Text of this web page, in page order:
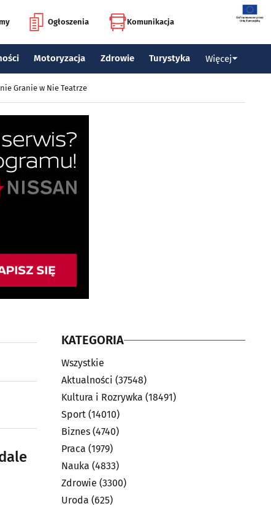
Ogłoszenia Komunikacja
Motoryzacja Zdrowie Turystyka Więcej
Granie w Nie Teatrze
KATEGORIA
Wszystkie
Aktualności (37548)
Kultura i Rozrywka (18491)
Sport (14010)
Biznes (4740)
Praca (1979)
Nauka (4833)
Zdrowie (3300)
Uroda (625)